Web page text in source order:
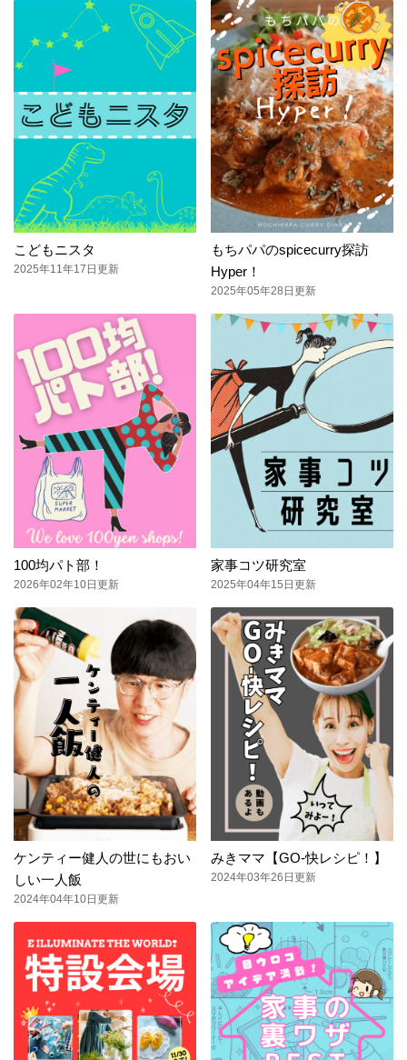
こどもニスタ
2025年11年17日更新
もちパパのspicecurry探訪
Hyper！
2025年05年28日更新
100均パト部！
2026年02年10日更新
家事コツ研究室
2025年04年15日更新
ケンティー健人の世にもおい
しい一人飯
2024年04年10日更新
みきママ【GO-快レシピ！】
2024年03年26日更新